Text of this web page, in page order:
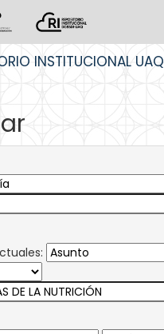
INSTITUCIONAL UAQ